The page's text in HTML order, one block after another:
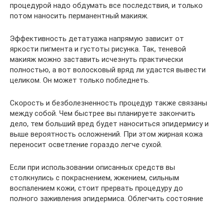
процедурой надо обдумать все последствия, и только
потом наносить перманентный макияж.
Эффективность детатуажа напрямую зависит от
яркости пигмента и густоты рисунка. Так, теневой
макияж можно заставить исчезнуть практически
полностью, а вот волосковый вряд ли удастся вывести
целиком. Он может только побледнеть.
Скорость и безболезненность процедур также связаны
между собой. Чем быстрее вы планируете закончить
дело, тем больший вред будет наноситься эпидермису и
выше вероятность осложнений. При этом жирная кожа
переносит осветление гораздо легче сухой.
Если при использовании описанных средств вы
столкнулись с покраснением, жжением, сильным
воспалением кожи, стоит прервать процедуру до
полного заживления эпидермиса. Облегчить состояние